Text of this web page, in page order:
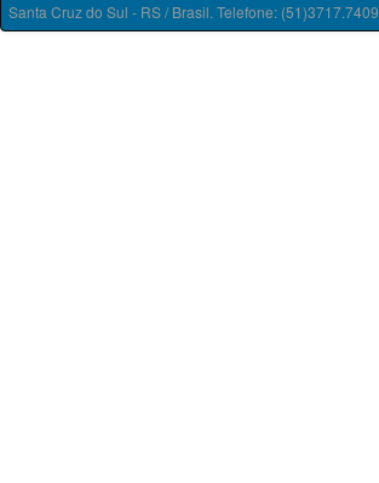
Santa Cruz do Sul - RS / Brasil. Telefone: (51)3717.7409